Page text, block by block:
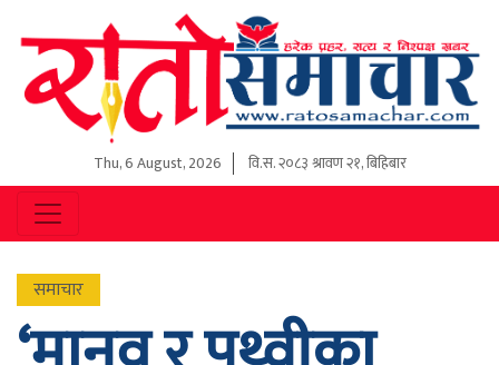
Thu, 6 August, 2026 वि.स.२०८३ श्रावण २१, बिहिबार
समाचार